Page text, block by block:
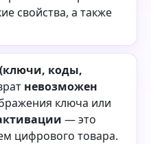
свойства, а также
коды,
невозможен
ключа или
— это
цифрового товара.